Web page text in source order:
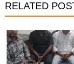
RELATED